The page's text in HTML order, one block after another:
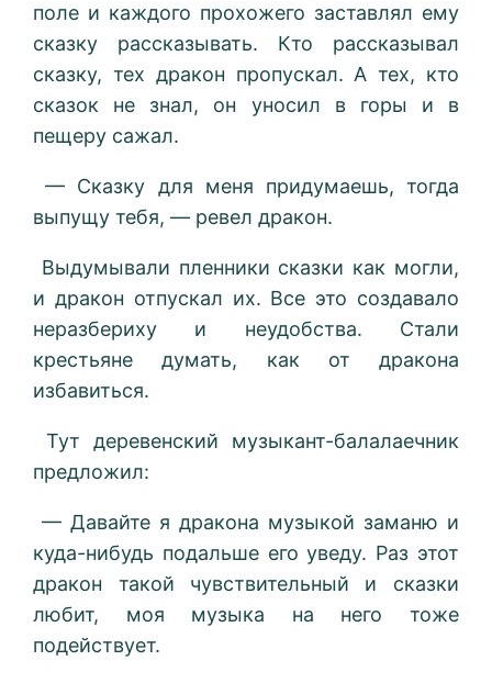
поле и каждого прохожего заставлял ему
сказку рассказывать. Кто рассказывал
сказку, тех дракон пропускал. А тех, кто
сказок не знал, он уносил в горы и в
пещеру сажал.
— Сказку для меня придумаешь, тогда
выпущу тебя, — ревел дракон.
Выдумывали пленники сказки как могли,
и дракон отпускал их. Все это создавало
неразбериху и неудобства. Стали
крестьяне думать, как от дракона
избавиться.
Тут деревенский музыкант-балалаечник
предложил:
— Давайте я дракона музыкой заманю и
куда-нибудь подальше его уведу. Раз этот
дракон такой чувствительный и сказки
любит, моя музыка на него тоже
подействует.